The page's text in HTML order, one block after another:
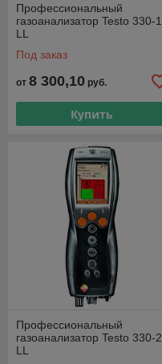
Профессиональный
газоанализатор Testo 330-1
LL
Под заказ
от 8 300,10 руб.
Купить
Профессиональный
газоанализатор Testo 330-2
LL